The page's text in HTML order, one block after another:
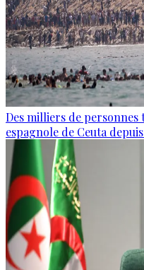
Des milliers de
espagnole de Ceuta